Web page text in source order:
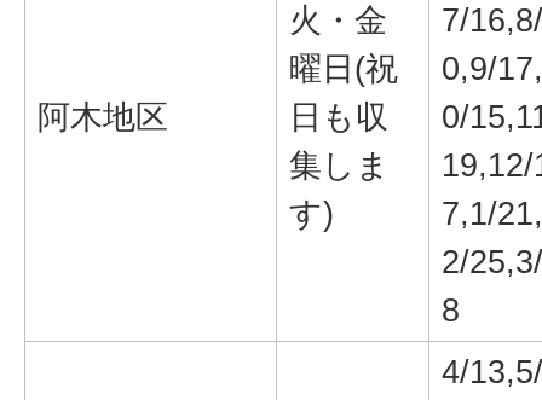
阿木地区
火・金
曜日(祝
日も収
集しま
す)
7/
0,9/
0/
19,12/
7,1/21,
2/
8
4/